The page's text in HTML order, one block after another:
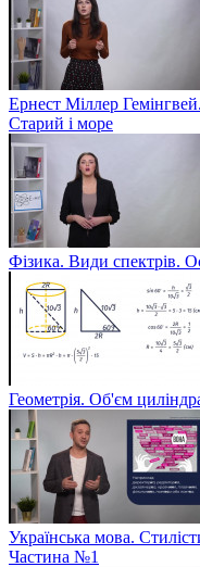
Ернест Міллер
Старий і море
Фізика. Види спектрів.
Геометрія. Об'єм
Українська мова.
Частина №1